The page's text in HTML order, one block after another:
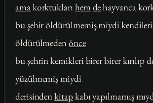
amakorktukları hemdehayvanca
bu şehir öldürülmemiş miydi kendileri
öldürülmedenönce
bu şehrin kemikleri birer birer kırılıp
yüzülmemiş miydi
derisindenkitapkabı yapılmamış